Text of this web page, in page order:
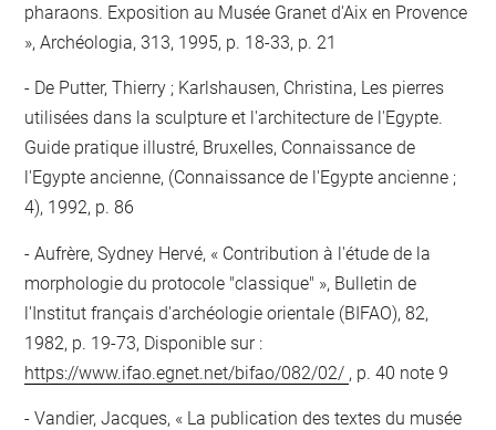
pharaons. Exposition au Musée Granet d'Aix en Provence
», Archéologia, 313, 1995, p. 18-33, p. 21
De Putter, Thierry ; Karlshausen, Christina, Les pierres
utilisées dans la sculpture et l'architecture de l'Egypte.
Guide pratique illustré, Bruxelles, Connaissance de
l'Egypte ancienne, (Connaissance de l'Egypte ancienne ;
4), 1992, p. 86
Aufrère, Sydney Hervé, « Contribution à l'étude de la
morphologie du protocole "classique" », Bulletin de
l'Institut français d'archéologie orientale (BIFAO), 82,
1982, p. 19-73, Disponible sur :
https://www.ifao.egnet.net/bifao/082/02/ , p. 40 note 9
Vandier, Jacques, « La publication des textes du musée